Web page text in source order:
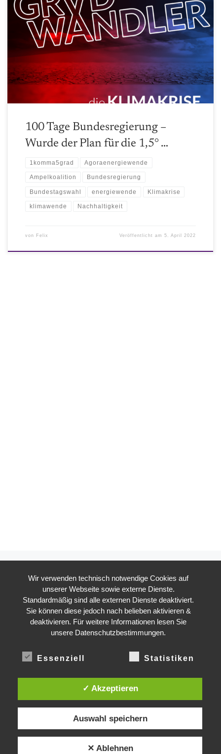
Vergleich der Vorschläge des Agora Energiewendepapers mit der
Realität der aktuellen / neuen Bundesregierung
100 Tage Bundesregierung –
Wurde der Plan für die 1,5° …
1komma5grad Agoraenergiewende
Ampelkoalition Bundesregierung
Bundestagswahl energiewende Klimakrise
klimawende Nachhaltigkeit
von Felix Veröffentlicht am5. April 2022
ÄLTERE BEITRÄGE
349 11 39
43,500,000km²
Gradwandler – Alle Rechte vorbehalten
Wir verwenden technisch notwendige Cookies auf
unserer Webseite sowie externe Dienste.
Standardmäßig sind alle externen Dienste deaktiviert.
Sie können diese jedoch nach belieben aktivieren &
deaktivieren. Für weitere Informationen lesen Sie
unsere Datenschutzbestimmungen.
Essenziell Statistiken
✓ Akzeptieren
Auswahl speichern
✕ Ablehnen